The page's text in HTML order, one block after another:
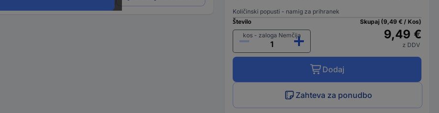
Količinski popusti - namig za prihranek
Število
kos - zaloga Nemčija
Skupaj (9,49 € / Kos)
9,49 €
z DDV
Dodaj
Zahteva za ponudbo